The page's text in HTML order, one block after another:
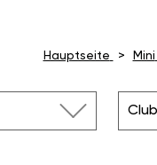
Hauptseite Mini